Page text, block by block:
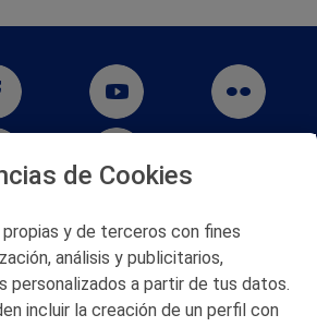
Martín 5-Edificio Muñatones,
48550 Muskiz (Bizkaia)
Telf. 946 357 000
© 2026 Petronor S.A.
de Cookies
y de terceros con fines
análisis y publicitarios,
personalizados a partir de tus datos.
incluir la creación de un perfil con